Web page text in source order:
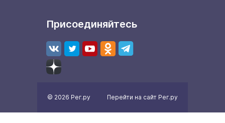
Присоединяйтесь
© 2026 Рег.ру Перейти на сайт Рег.ру